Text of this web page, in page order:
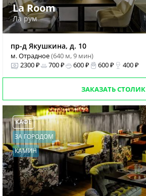
La Room
Ла рум
пр-д Якушкина, д. 10
м. Отрадное(640 м, 9 мин)
2300 ₽
700 ₽ 600 ₽ 600 ₽ 400 ₽
ЗАКАЗАТЬ СТОЛИК
КАФЕ
ЗА ГОРОДОМ
КАМИН